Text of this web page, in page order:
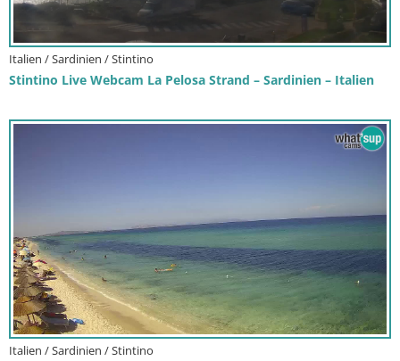
Italien / Sardinien / Stintino
Stintino Live Webcam La Pelosa Strand – Sardinien – Italien
Italien / Sardinien / Stintino